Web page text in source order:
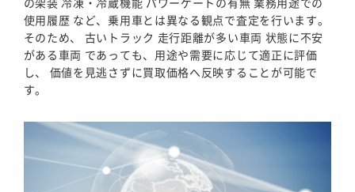
使用履歴 など、乗用車とは異なる観点で査定を行います。
そのため、 古いトラック 走行距離が多い車両 状態に不安
がある車両 であっても、用途や需要に応じて適正に評価
し、 価値を見逃さずに買取価格へ反映することが可能で
す。